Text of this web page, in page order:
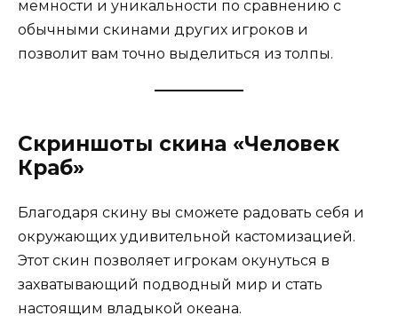
мемности и уникальности по сравнению с
обычными скинами других игроков и
позволит вам точно выделиться из толпы.
Скриншоты скина «Человек
Краб»
Благодаря скину вы сможете радовать себя и
окружающих удивительной кастомизацией.
Этот скин позволяет игрокам окунуться в
захватывающий подводный мир и стать
настоящим владыкой океана.